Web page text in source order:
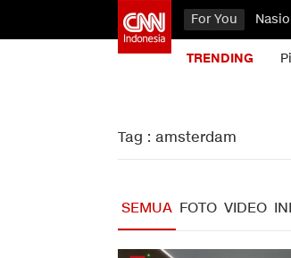
For You
TRENDING
Tag : amsterdam
SEMUA FOTO VIDEO